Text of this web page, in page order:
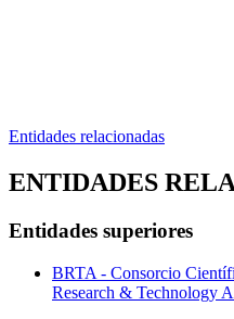
Entidades relacionadas
ENTIDADES
Entidades superiores
BRTA - Consorcio
Research & Technology